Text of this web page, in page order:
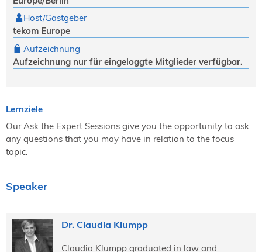
Host/Gastgeber
tekom Europe
Aufzeichnung
Aufzeichnung nur für eingeloggte Mitglieder verfügbar.
Lernziele
Our Ask the Expert Sessions give you the opportunity to ask
any questions that you may have in relation to the focus
topic.
Speaker
Dr. Claudia Klumpp
Claudia Klumpp graduated in law and